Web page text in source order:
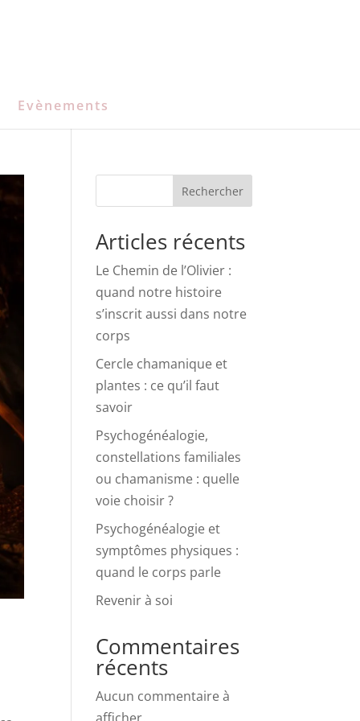
Evènements
Rechercher
Articles récents
Le Chemin de l’Olivier :
quand notre histoire
s’inscrit aussi dans notre
corps
Cercle chamanique et
plantes : ce qu’il faut
savoir
Psychogénéalogie,
constellations familiales
ou chamanisme : quelle
voie choisir ?
Psychogénéalogie et
symptômes physiques :
quand le corps parle
Revenir à soi
Commentaires
récents
Aucun commentaire à